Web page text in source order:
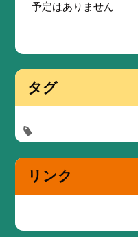
予定はありません
タグ
リンク